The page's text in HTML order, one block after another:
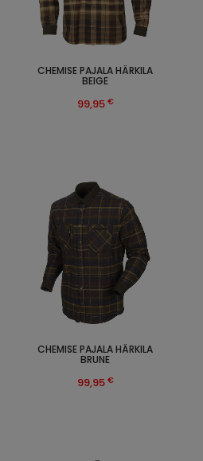
CHEMISE PAJALA HÄRKILA
BEIGE
99,95 €
CHEMISE PAJALA HÄRKILA
BRUNE
99,95 €